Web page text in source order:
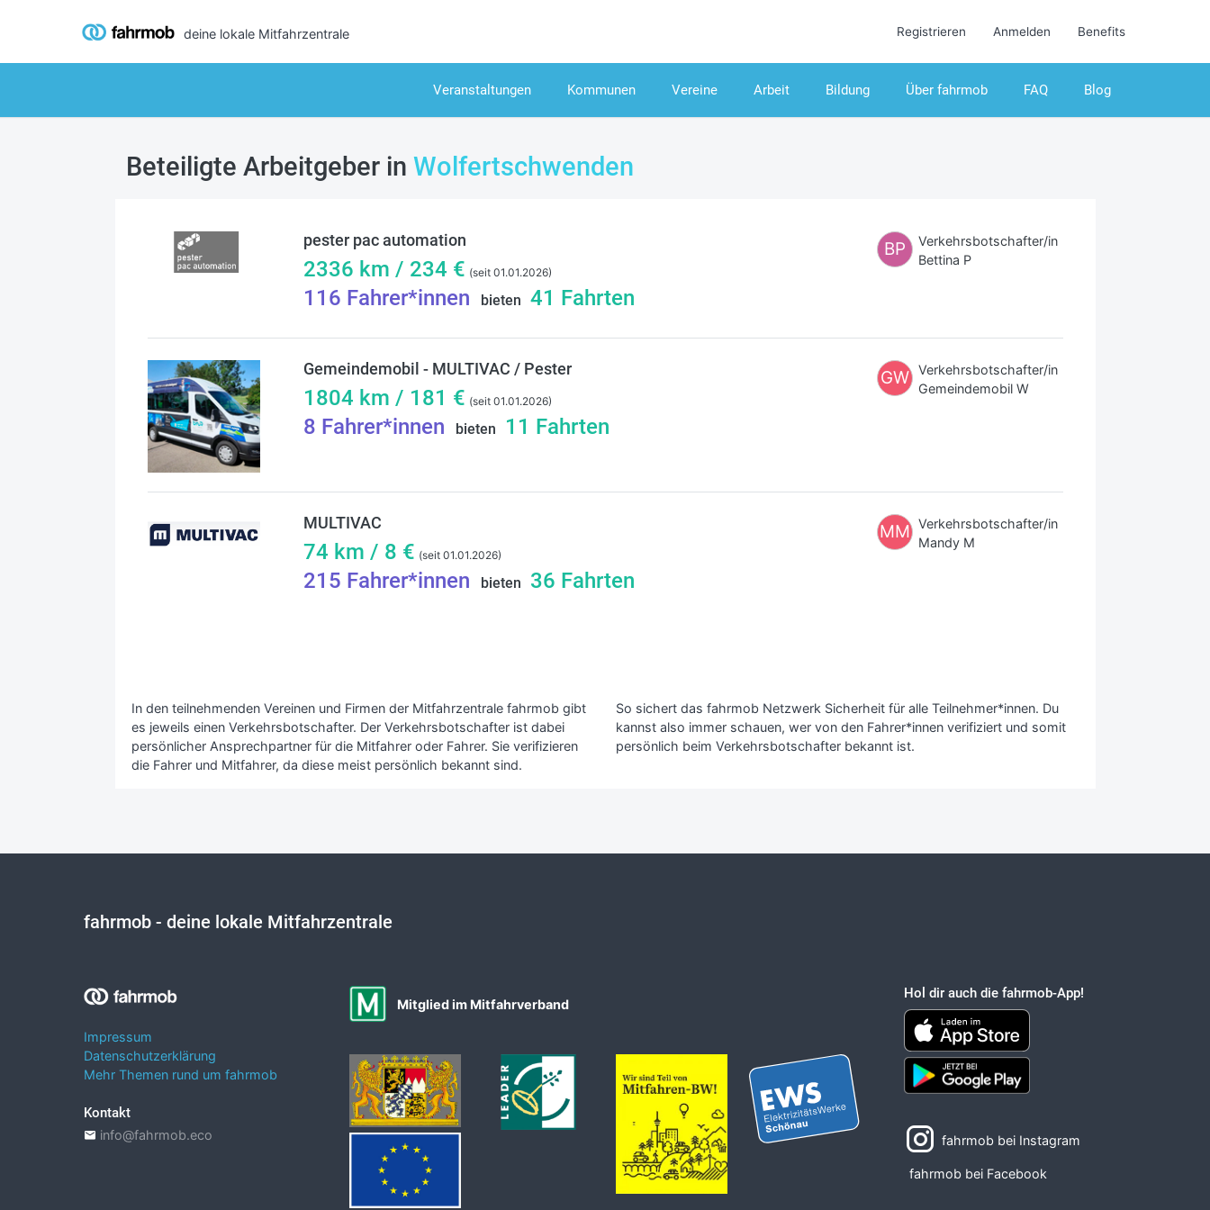
Registrieren Anmelden Benefits
deine lokale Mitfahrzentrale
Blog
FAQ
Über fahrmob
Bildung
Arbeit
Vereine
Kommunen
Veranstaltungen
Beteiligte Arbeitgeber in Wolfertschwenden
pester pac automation
2336 km / 234 € (seit 01.01.2026)
116 Fahrer*innen bieten 41 Fahrten
BP
Verkehrsbotschafter/in
Bettina P
Gemeindemobil - MULTIVAC / Pester
1804 km / 181 € (seit 01.01.2026)
8 Fahrer*innen bieten 11 Fahrten
GW
Verkehrsbotschafter/in
Gemeindemobil W
MULTIVAC
74 km / 8 € (seit 01.01.2026)
215 Fahrer*innen bieten 36 Fahrten
MM Verkehrsbotschafter/in
Mandy M
In den teilnehmenden Vereinen und Firmen der Mitfahrzentrale fahrmob gibt
es jeweils einen Verkehrsbotschafter. Der Verkehrsbotschafter ist dabei
persönlicher Ansprechpartner für die Mitfahrer oder Fahrer. Sie verifizieren
die Fahrer und Mitfahrer, da diese meist persönlich bekannt sind.
So sichert das fahrmob Netzwerk Sicherheit für alle Teilnehmer*innen. Du
kannst also immer schauen, wer von den Fahrer*innen verifiziert und somit
persönlich beim Verkehrsbotschafter bekannt ist.
fahrmob- deine lokale Mitfahrzentrale
Impressum
Datenschutzerklärung
Mehr Themen rund um fahrmob
Kontakt
info@fahrmob.eco
Mitglied im Mitfahrverband
Hol dir auch die fahrmob-App!
fahrmob bei Instagram
fahrmob bei Facebook